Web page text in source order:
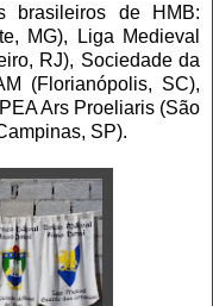
brasileiros de HMB:
MG), Liga Medieval
RJ), Sociedade da
(Florianópolis, SC),
Ars Proeliaris (São
SP).